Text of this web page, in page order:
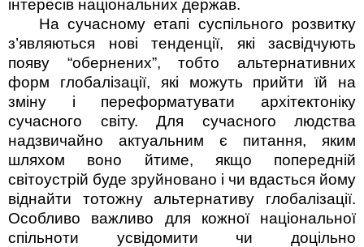
інтересів національних держав.
На сучасному етапі суспільного розвитку
з’являються нові тенденції, які засвідчують
появу “обернених”, тобто альтернативних
форм глобалізації, які можуть прийти їй на
зміну і переформатувати архітектоніку
сучасного світу. Для сучасного людства
надзвичайно актуальним є питання, яким
шляхом воно йтиме, якщо попередній
світоустрій буде зруйновано і чи вдасться йому
віднайти тотожну альтернативу глобалізації.
Особливо важливо для кожної національної
спільноти усвідомити чи доцільно